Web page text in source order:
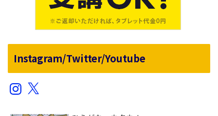
Instagram/Twitter/Youtube
Instagram
X